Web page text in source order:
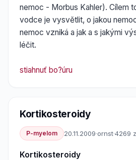
nemoc - Morbus Kahler). Cílem
vodce je vysvětlit, o jakou
nemoc vzniká a jak a s jakými
léčit.
stiahnuť bo?úru
Kortikosteroidy
P-myelom 20.11.2009·ornst·4269
Kortikosteroidy